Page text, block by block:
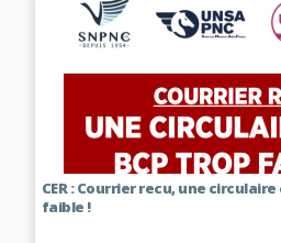
CER : Courrier recu, une
faible !